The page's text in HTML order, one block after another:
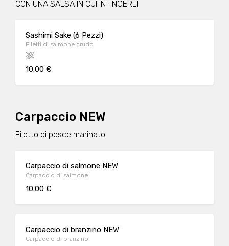
CON UNA SALSA IN CUI INTINGERLI
Sashimi Sake (6 Pezzi)
Filetti di salmone crudo
10.00 €
Carpaccio NEW
Filetto di pesce marinato
Carpaccio di salmone NEW
Carpaccio di salmone
10.00 €
Carpaccio di branzino NEW
Carpaccio di branzino